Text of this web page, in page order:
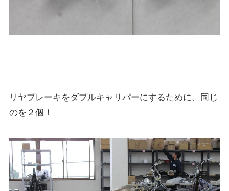
リヤブレーキをダブルキャリパーにするために、同じ
のを２個！